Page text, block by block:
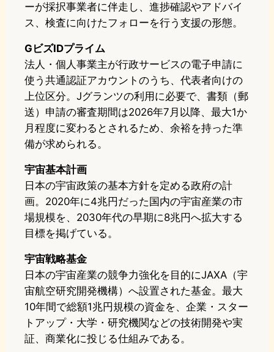
ーが採択事業者に伴走し、進捗確認やアドバイ
ス、検査に向けたフォローを行う支援の形態。
GビズIDプライム
法人・個人事業主が行政サービスの電子申請に
使う共通認証アカウントのうち、代表者向けの
上位区分。Jグランツの利用に必要で、書類（郵
送）申請の審査期間は2026年7月以降、最大1か
月程度に変わるとされるため、余裕を持った準
備が求められる。
宇宙基本計画
日本の宇宙政策の基本方針を定める政府の計
画。2020年に4兆円だった国内の宇宙産業の市
場規模を、2030年代の早期に8兆円へ拡大する
目標を掲げている。
宇宙戦略基金
日本の宇宙産業の競争力強化を目的にJAXA（宇
宙航空研究開発機構）へ設置された基金。最大
10年間で総額1兆円規模の資金を、企業・スター
トアップ・大学・研究機関などの技術開発や実
証、商業化に投じる仕組みである。